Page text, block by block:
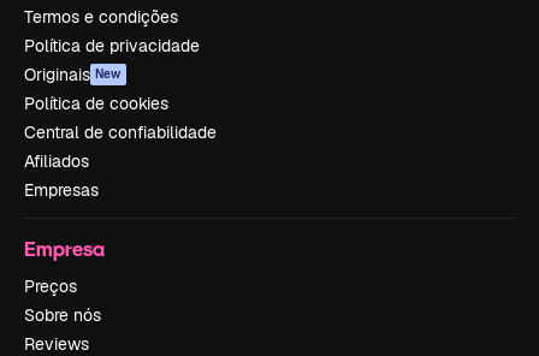
Termos e condições
Política de privacidade
Originais New
Política de cookies
Central de confiabilidade
Afiliados
Empresas
Empresa
Preços
Sobre nós
Reviews